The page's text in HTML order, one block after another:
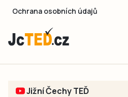
Ochrana osobních údajů
Jižní Čechy TEĎ